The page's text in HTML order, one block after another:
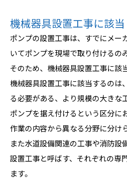
機械器具設置工事に該
ポンプの設置工事は、すでにメー
いてポンプを現場で取り付けるの
そのため、機械器具設置工事に該
機械器具設置工事に該当するのは
る必要がある、より規模の大きな
ポンプを据え付けるという区分に
作業の内容から異なる分野に分け
また水道設備関連の工事や消防設
設置工事と呼ばす、それぞれの専
ます。